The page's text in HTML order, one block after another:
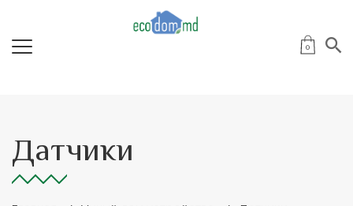
0
Датчики